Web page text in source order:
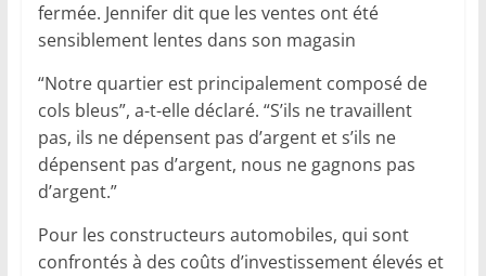
fermée. Jennifer dit que les ventes ont été
sensiblement lentes dans son magasin
“Notre quartier est principalement composé de
cols bleus”, a-t-elle déclaré. “S’ils ne travaillent
pas, ils ne dépensent pas d’argent et s’ils ne
dépensent pas d’argent, nous ne gagnons pas
d’argent.”
Pour les constructeurs automobiles, qui sont
confrontés à des coûts d’investissement élevés et